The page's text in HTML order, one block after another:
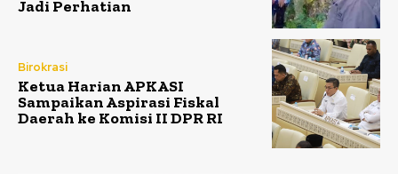
Jadi Perhatian
Birokrasi
Ketua Harian APKASI
Sampaikan Aspirasi Fiskal
Daerah ke Komisi II DPR RI